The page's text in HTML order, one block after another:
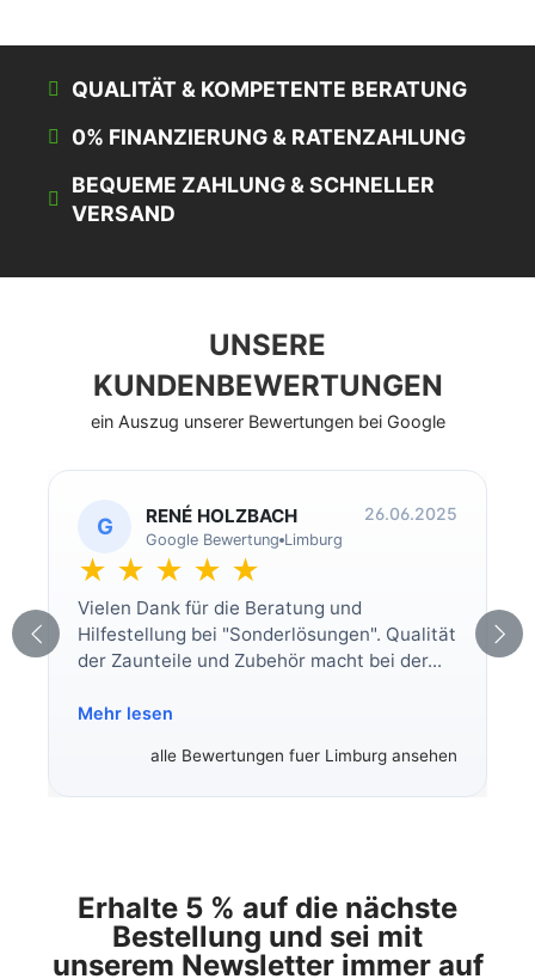
QUALITÄT & KOMPETENTE BERATUNG
0% FINANZIERUNG & RATENZAHLUNG
BEQUEME ZAHLUNG & SCHNELLER
VERSAND
UNSERE
KUNDENBEWERTUNGEN
ein Auszug unserer Bewertungen bei Google
G RENÉ HOLZBACH 26.06.2025
Google Bewertung Limburg
★ ★ ★ ★ ★
Vielen Dank für die Beratung und
Hilfestellung bei "Sonderlösungen". Qualität
der Zaunteile und Zubehör macht bei der...
Mehr lesen
alle Bewertungen fuer Limburg ansehen
Erhalte 5 % auf die nächste
Bestellung und sei mit
unserem Newsletter immer auf